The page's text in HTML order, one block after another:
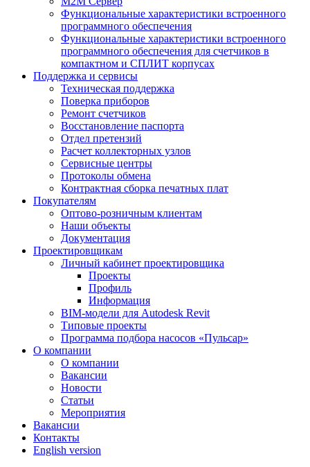
Функциональные характеристики встроенного
программного обеспечения
Функциональные характеристики встроенного
программного обеспечения для счетчиков в
компактном и СПЛИТ корпусах
Поддержка и сервисы
Техническая поддержка
Поверка приборов
Ремонт счетчиков
Восстановление паспорта
Отдел претензий
Расчет коллекторных узлов
Сервисные центры
Протоколы обмена
Контрактная сборка печатных плат
Покупателям
Оптово-розничным клиентам
Наши объекты
Документация
Проектировщикам
Личный кабинет проектировщика
Проекты
Профиль
Информация
BIM-модели для Autodesk Revit
Типовые проекты
Программа подбора насосов «Пульсар»
О компании
О компании
Вакансии
Новости
Статьи
Мероприятия
Вакансии
Контакты
English version